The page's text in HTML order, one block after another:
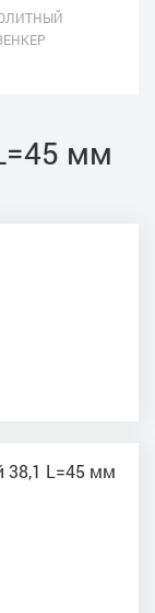
мм
38,1 L=45 мм